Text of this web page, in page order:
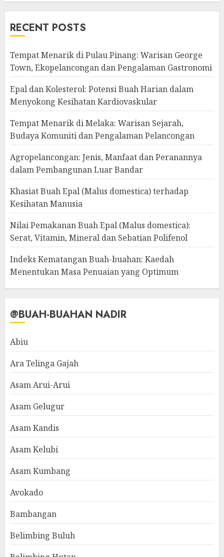
RECENT POSTS
Tempat Menarik di Pulau Pinang: Warisan George
Town, Ekopelancongan dan Pengalaman Gastronomi
Epal dan Kolesterol: Potensi Buah Harian dalam
Menyokong Kesihatan Kardiovaskular
Tempat Menarik di Melaka: Warisan Sejarah,
Budaya Komuniti dan Pengalaman Pelancongan
Agropelancongan: Jenis, Manfaat dan Peranannya
dalam Pembangunan Luar Bandar
Khasiat Buah Epal (Malus domestica) terhadap
Kesihatan Manusia
Nilai Pemakanan Buah Epal (Malus domestica):
Serat, Vitamin, Mineral dan Sebatian Polifenol
Indeks Kematangan Buah-buahan: Kaedah
Menentukan Masa Penuaian yang Optimum
@BUAH-BUAHAN NADIR
Abiu
Ara Telinga Gajah
Asam Arui-Arui
Asam Gelugur
Asam Kandis
Asam Kelubi
Asam Kumbang
Avokado
Bambangan
Belimbing Buluh